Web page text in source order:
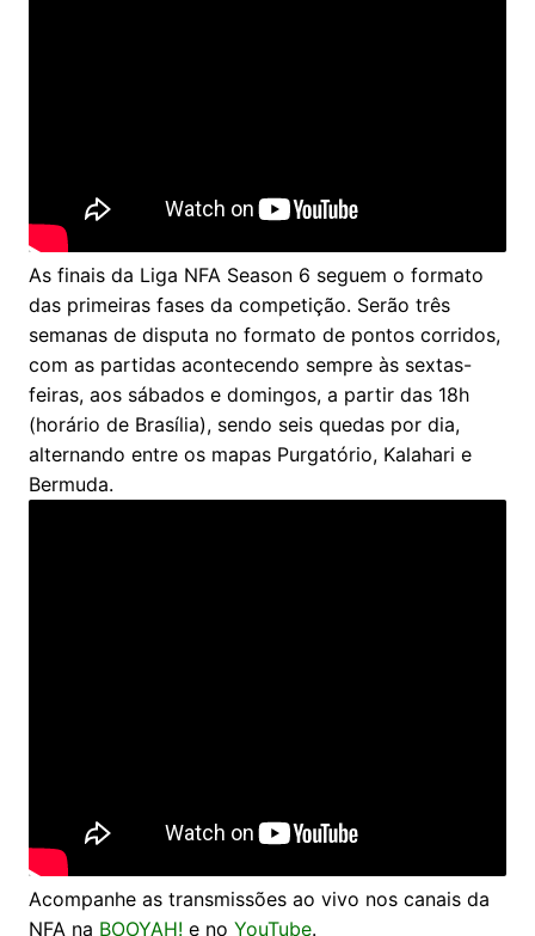
As finais da Liga NFA Season 6 seguem o formato
das primeiras fases da competição. Serão três
semanas de disputa no formato de pontos corridos,
com as partidas acontecendo sempre às sextas-
feiras, aos sábados e domingos, a partir das 18h
(horário de Brasília), sendo seis quedas por dia,
alternando entre os mapas Purgatório, Kalahari e
Bermuda.
Acompanhe as transmissões ao vivo nos canais da
NFA na BOOYAH! e no YouTube.